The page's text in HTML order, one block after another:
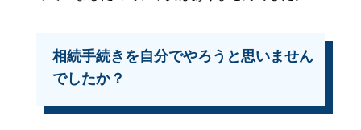
相続手続きを自分でやろうと思いません
でしたか？